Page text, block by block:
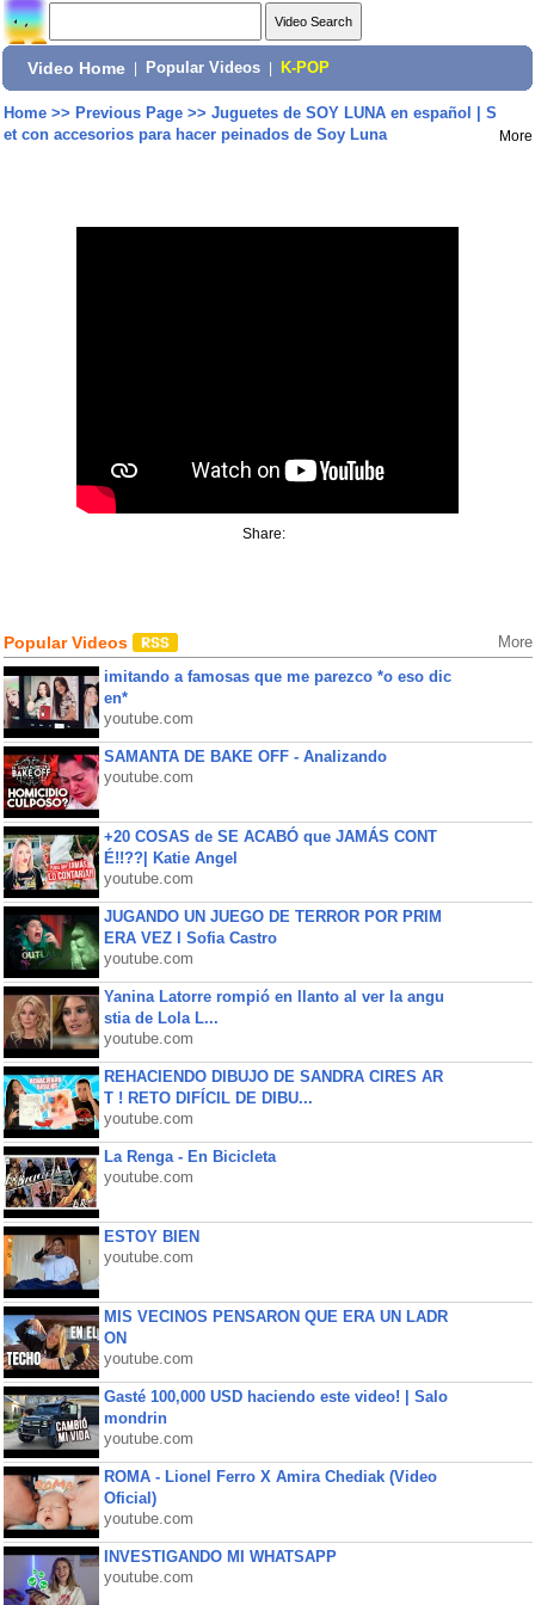
Video Home Popular Videos K-POP
Home>> Previous Page>> Juguetes de SOY LUNA en español | S
et con accesorios para hacer peinados de Soy Luna
More
Share:
Popular Videos More
imitando a famosas que me parezco *o eso dic
en*
youtube.com
SAMANTA DE BAKE OFF - Analizando
youtube.com
+20 COSAS de SE ACABÓ que JAMÁS CONT
É!!??| Katie Angel
youtube.com
JUGANDO UN JUEGO DE TERROR POR PRIM
ERA VEZ l Sofia Castro
youtube.com
Yanina Latorre rompió en llanto al ver la angu
stia de Lola L...
youtube.com
REHACIENDO DIBUJO DE SANDRA CIRES AR
T ! RETO DIFÍCIL DE DIBU...
youtube.com
La Renga - En Bicicleta
youtube.com
ESTOY BIEN
youtube.com
MIS VECINOS PENSARON QUE ERA UN LADR
ON
youtube.com
Gasté 100,000 USD haciendo este video! | Salo
mondrin
youtube.com
ROMA - Lionel Ferro X Amira Chediak (Video
Oficial)
youtube.com
INVESTIGANDO MI WHATSAPP
youtube.com